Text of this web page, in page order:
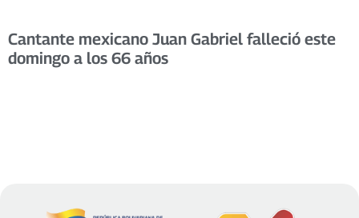
Cantante mexicano Juan Gabriel falleció este
domingo a los 66 años